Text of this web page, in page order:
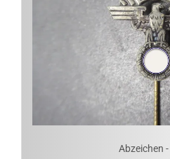
Abzeichen -